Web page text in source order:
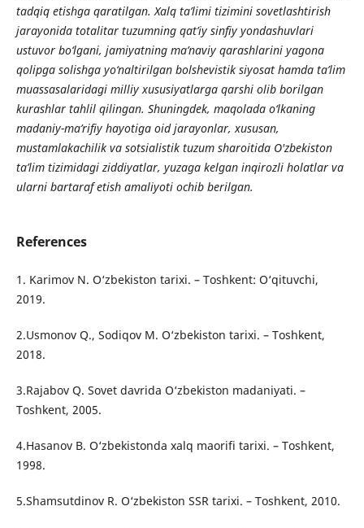
tadqiq etishga qaratilgan. Xalq ta’limi tizimini sovetlashtirish
jarayonida totalitar tuzumning qat’iy sinfiy yondashuvlari
ustuvor bo‘lgani, jamiyatning ma’naviy qarashlarini yagona
qolipga solishga yo‘naltirilgan bolshevistik siyosat hamda ta’lim
muassasalaridagi milliy xususiyatlarga qarshi olib borilgan
kurashlar tahlil qilingan. Shuningdek, maqolada o‘lkaning
madaniy-ma’rifiy hayotiga oid jarayonlar, xususan,
mustamlakachilik va sotsialistik tuzum sharoitida O'zbekiston
ta’lim tizimidagi ziddiyatlar, yuzaga kelgan inqirozli holatlar va
ularni bartaraf etish amaliyoti ochib berilgan.
References
1. Karimov N. O‘zbekiston tarixi. – Toshkent: O‘qituvchi,
2019.
2.Usmonov Q., Sodiqov M. O‘zbekiston tarixi. – Toshkent,
2018.
3.Rajabov Q. Sovet davrida O‘zbekiston madaniyati. –
Toshkent, 2005.
4.Hasanov B. O‘zbekistonda xalq maorifi tarixi. – Toshkent,
1998.
5.Shamsutdinov R. O‘zbekiston SSR tarixi. – Toshkent, 2010.